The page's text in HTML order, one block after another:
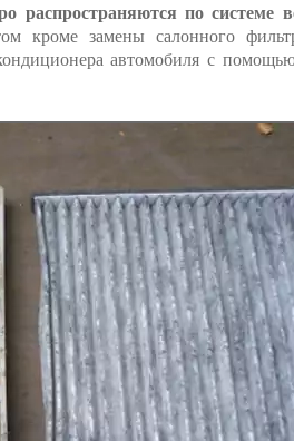
распространяются по системе
кроме замены салонного
автомобиля с